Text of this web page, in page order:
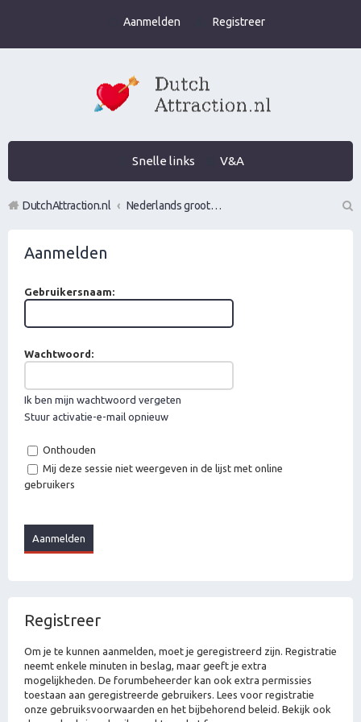
Aanmelden Registreer
Snelle links V&A
DutchAttraction.nl
Nederlands grootste Dutch Attraction, Lifestyle, Vrouwen versieren en Pick-Up (PUA) Forum
Aanmelden
Gebruikersnaam:
Wachtwoord:
Ik ben mijn wachtwoord vergeten
Stuur activatie-e-mail opnieuw
Onthouden
Mij deze sessie niet weergeven in de lijst met online
gebruikers
Registreer
Om je te kunnen aanmelden, moet je geregistreerd zijn. Registratie
neemt enkele minuten in beslag, maar geeft je extra
mogelijkheden. De forumbeheerder kan ook extra permissies
toestaan aan geregistreerde gebruikers. Lees voor registratie
onze gebruiksvoorwaarden en het bijbehorend beleid. Bekijk ook